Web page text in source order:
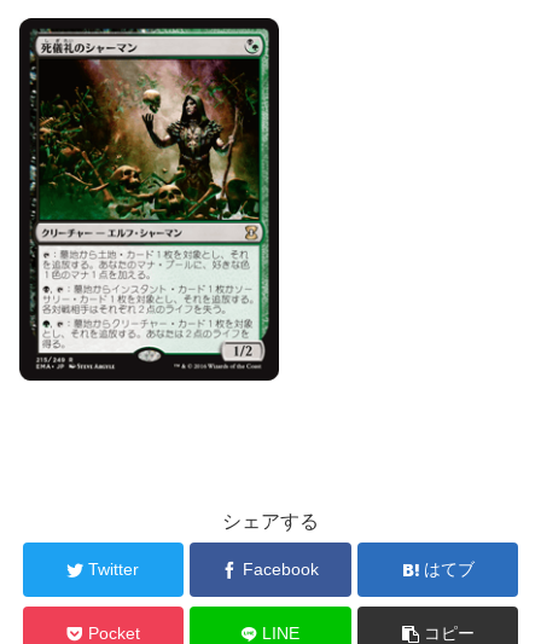
シェアする
Twitter Facebook はてブ
Pocket LINE コピー